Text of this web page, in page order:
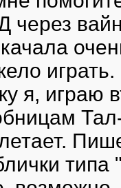
через
я, играю
типа